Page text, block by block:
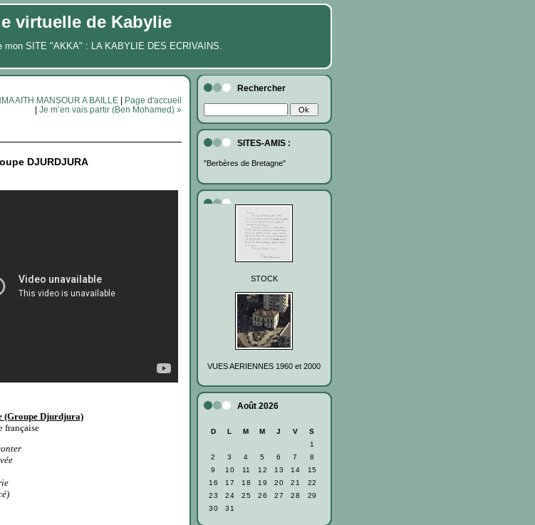
virtuelle de Kabylie
mon SITE "AKKA" : LA KABYLIE DES ECRIVAINS.
Rechercher
SITES-AMIS :
"Berbères de Bretagne"
STOCK
VUES AERIENNES 1960 et 2000
Août 2026
D L M M J V
S
1
2
3 4 5 6 7
8
9
10 11 12 13 14
15
16
17 18 19 20 21
22
23
24 25 26 27 28
29
30
31
AITH MANSOUR A BAILLE| Page d'accueil
| Je m’en vais partir (Ben Mohamed) »
DJURDJURA
(Groupe Djurdjura)
française